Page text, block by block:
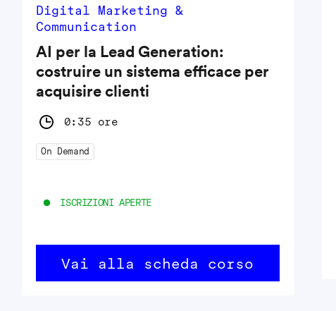
Digital Marketing &
Communication
AI per la Lead Generation:
costruire un sistema efficace per
acquisire clienti
0:35 ore
On Demand
ISCRIZIONI APERTE
Vai alla scheda corso